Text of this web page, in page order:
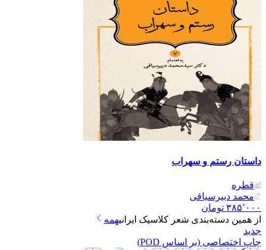
داستان رستم و سهراب
قطره
محمد دبیرسیاقی
۳۸۵٬۰۰۰ تومان
از همین دسته‌بندی شعر کلاسیک ایرانیهمه
جدید
چاپ اختصاصی (بر اساس POD)